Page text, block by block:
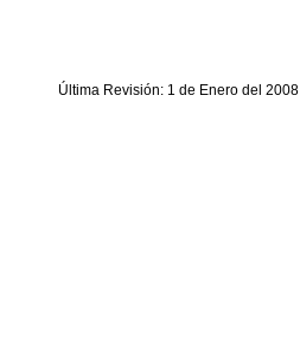
Última Revisión: 1 de Enero del 2008